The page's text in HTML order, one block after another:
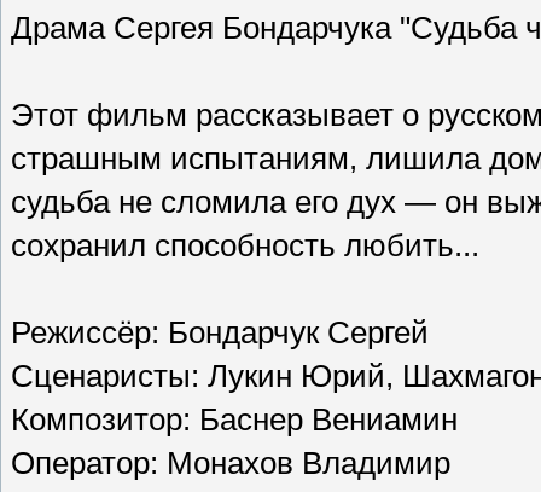
Драма Сергея Бондарчука "Судьба
Этот фильм рассказывает о
страшным испытаниям, лишила
судьба не сломила его дух — он
сохранил способность любить...
Режиссёр: Бондарчук Сергей
Сценаристы: Лукин Юрий,
Композитор: Баснер Вениамин
Оператор: Монахов Владимир